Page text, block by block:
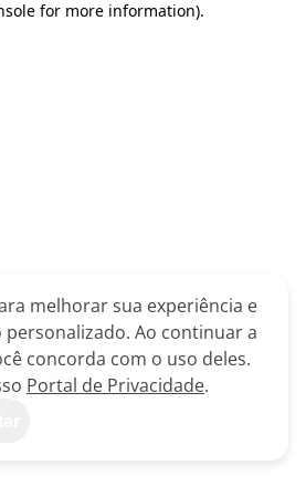
for more information).
melhorar sua experiência e
Ao continuar a
concorda com o uso deles.
Portal de Privacidade.